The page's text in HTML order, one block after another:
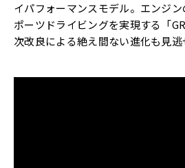
イパフォーマンスモデル。エンジ
ポーツドライビングを実現する「
次改良による絶え間ない進化も見逃